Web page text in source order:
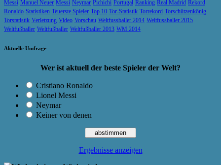
Messi Manuel Neuer Messi Neymar Pichichi Portugal Ranking Real Madrid Rekord
Ronaldo Statistiken Teuerste Spieler Top 10 Tor-Statistik Torrekord Torschützenkönig
Torstatistik Verletzung Video Vorschau Weltfussballer 2014 Weltfussballer 2015
Weltfußballer Weltfußballer Weltfußballer 2013 WM 2014
Aktuelle Umfrage
Wer ist aktuell der beste Spieler der Welt?
Cristiano Ronaldo
Lionel Messi
Neymar
Keiner von denen
Ergebnisse anzeigen